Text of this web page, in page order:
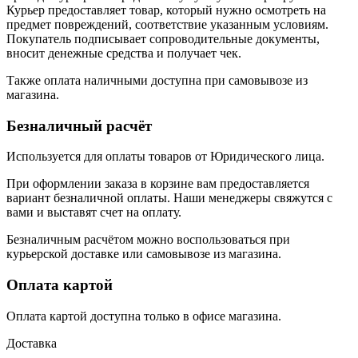
Курьер предоставляет товар, который нужно осмотреть на
предмет повреждений, соответствие указанным условиям.
Покупатель подписывает сопроводительные документы,
вносит денежные средства и получает чек.
Также оплата наличными доступна при самовывозе из
магазина.
Безналичный расчёт
Используется для оплаты товаров от Юридического лица.
При оформлении заказа в корзине вам предоставляется
вариант безналичной оплаты. Наши менеджеры свяжутся с
вами и выставят счет на оплату.
Безналичным расчётом можно воспользоваться при
курьерской доставке или самовывозе из магазина.
Оплата картой
Оплата картой доступна только в офисе магазина.
Доставка